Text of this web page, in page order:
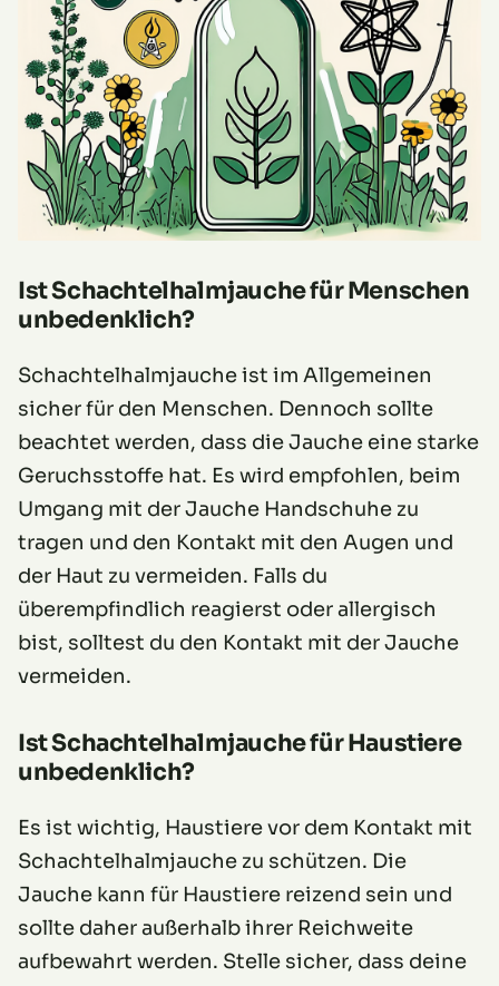
Ist Schachtelhalmjauche für Menschen
unbedenklich?
Schachtelhalmjauche ist im Allgemeinen
sicher für den Menschen. Dennoch sollte
beachtet werden, dass die Jauche eine starke
Geruchsstoffe hat. Es wird empfohlen, beim
Umgang mit der Jauche Handschuhe zu
tragen und den Kontakt mit den Augen und
der Haut zu vermeiden. Falls du
überempfindlich reagierst oder allergisch
bist, solltest du den Kontakt mit der Jauche
vermeiden.
Ist Schachtelhalmjauche für Haustiere
unbedenklich?
Es ist wichtig, Haustiere vor dem Kontakt mit
Schachtelhalmjauche zu schützen. Die
Jauche kann für Haustiere reizend sein und
sollte daher außerhalb ihrer Reichweite
aufbewahrt werden. Stelle sicher, dass deine